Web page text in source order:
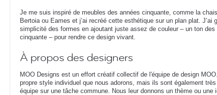
Je me suis inspiré de meubles des années cinquante, comme la
Bertoia ou Eames et j’ai recréé cette esthétique sur un plan plat. J’ai
simplicité des formes en ajoutant juste assez de couleur – un ton des
cinquante – pour rendre ce design vivant.
À propos des designers
MOO Designs est un effort créatif collectif de l'équipe de design
propre style individuel que nous adorons, mais ils sont également
équipe sur une tâche commune. Nous leur donnons un thème ou une